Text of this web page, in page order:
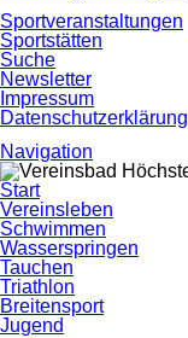
Sportveranstaltungen
Sportstätten
Suche
Newsletter
Impressum
Datenschutzerklärung
Navigation
Navigation
überspringen
Start
Vereinsleben
Schwimmen
Wasserspringen
Tauchen
Triathlon
Breitensport
Jugend